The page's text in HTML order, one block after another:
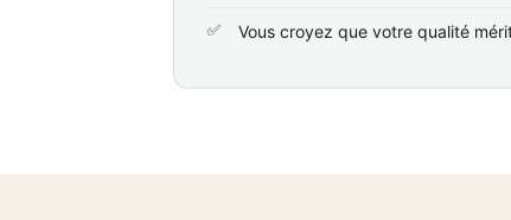
Vous croyez que votre qualité